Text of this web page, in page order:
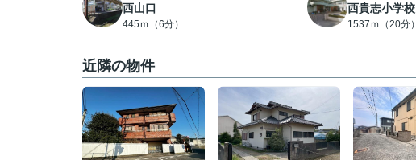
西山口
445ｍ（6分）
西貴志小学校
1537ｍ（20分）
近隣の物件